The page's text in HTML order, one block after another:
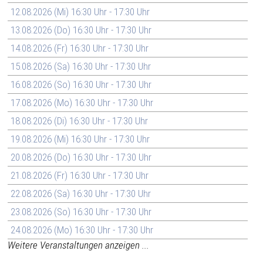
12.08.2026 (Mi) 16:30 Uhr - 17:30 Uhr
13.08.2026 (Do) 16:30 Uhr - 17:30 Uhr
14.08.2026 (Fr) 16:30 Uhr - 17:30 Uhr
15.08.2026 (Sa) 16:30 Uhr - 17:30 Uhr
16.08.2026 (So) 16:30 Uhr - 17:30 Uhr
17.08.2026 (Mo) 16:30 Uhr - 17:30 Uhr
18.08.2026 (Di) 16:30 Uhr - 17:30 Uhr
19.08.2026 (Mi) 16:30 Uhr - 17:30 Uhr
20.08.2026 (Do) 16:30 Uhr - 17:30 Uhr
21.08.2026 (Fr) 16:30 Uhr - 17:30 Uhr
22.08.2026 (Sa) 16:30 Uhr - 17:30 Uhr
23.08.2026 (So) 16:30 Uhr - 17:30 Uhr
24.08.2026 (Mo) 16:30 Uhr - 17:30 Uhr
Weitere Veranstaltungen anzeigen ...